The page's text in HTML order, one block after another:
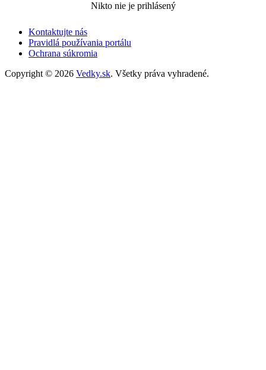
Nikto nie je prihlásený
Kontaktujte nás
Pravidlá používania portálu
Ochrana súkromia
Copyright © 2026 Vedky.sk. Všetky práva vyhradené.